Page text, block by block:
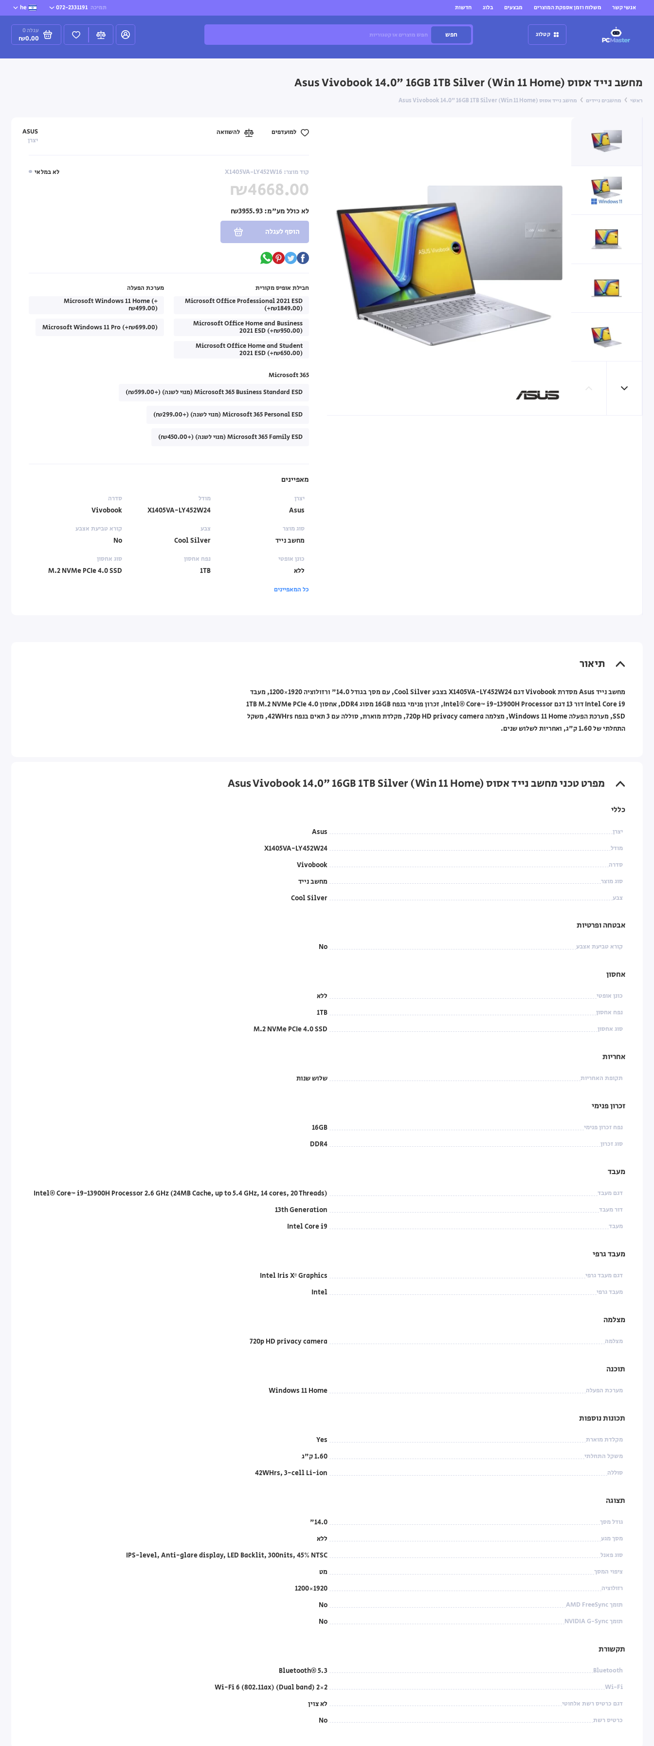
אנשי קשר משלוח וזמן אספקת המוצרים מבצעים בלוג חדשות תמיכה 072-2331191
he
קטלוג חפש עגלה 0
₪0.00
מחשב נייד אסוס Asus Vivobook 14.0" 16GB 1TB Silver (Win 11 Home)
ראשי מחשבים ניידים מחשב נייד אסוס Asus Vivobook 14.0" 16GB 1TB Silver (Win 11 Home)
לא במלאי קוד מוצר: X1405VA-LY452W16
ASUS
יצרן
₪4668.00
לא כולל מע"מ:
הוסף לעגלה
למועדפים להשוואה
חבילת אופיס מקורית
Microsoft Office Professional 2021 ESD
(+₪1849.00)
Microsoft Office Home and Business
2021 ESD (+₪950.00)
Microsoft Office Home and Student
2021 ESD (+₪650.00)
מערכת הפעלה
Microsoft Windows 11 Home (+
₪499.00)
Microsoft Windows 11 Pro (+₪699.00)
Microsoft 365
Microsoft 365 Business Standard ESD (מנוי לשנה) (+₪599.00)
Microsoft 365 Personal ESD (מנוי לשנה) (+₪299.00)
Microsoft 365 Family ESD (מנוי לשנה) (+₪450.00)
מאפיינים
יצרן
Asus
מודל
X1405VA-LY452W24
סדרה
Vivobook
סוג מוצר
מחשב נייד
צבע
Cool Silver
קורא טביעת אצבע
No
כונן אופטי
ללא
נפח אחסון
1TB
סוג אחסון
M.2 NVMe PCIe 4.0 SSD
כל המאפיינים
תיאור
מחשב נייד Asus מסדרת Vivobook דגם X1405VA-LY452W24 בצבע Cool Silver, עם מסך בגודל 14.0" ורזולוציה 1920×1200, מעבד
Intel Core i9 דור 13 דגם Intel® Core™ i9-13900H Processor, זכרון פנימי בנפח 16GB מסוג DDR4, אחסון 1TB M.2 NVMe PCIe 4.0
SSD, מערכת הפעלה Windows 11 Home, מצלמה 720p HD privacy camera, מקלדת מוארת, סוללה עם 3 תאים בנפח 42WHrs, משקל
התחלתי של 1.60 ק"ג, ואחריות לשלוש שנים.
מפרט טכני מחשב נייד אסוס Asus Vivobook 14.0" 16GB 1TB Silver (Win 11 Home)
כללי
יצרן Asus
מודל X1405VA-LY452W24
סדרה Vivobook
סוג מוצר מחשב נייד
צבע Cool Silver
אבטחה ופרטיות
קורא טביעת אצבע No
אחסון
כונן אופטי ללא
נפח אחסון 1TB
סוג אחסון M.2 NVMe PCIe 4.0 SSD
אחריות
תקופת האחריות שלוש שנות
זכרון פנימי
נפח זכרון פנימי 16GB
סוג זכרון DDR4
מעבד
דגם מעבד Intel® Core™ i9-13900H Processor 2.6 GHz (24MB Cache, up to 5.4 GHz, 14 cores, 20 Threads)
דור מעבד 13th Generation
מעבד Intel Core i9
מעבד גרפי
דגם מעבד גרפי Intel Iris Xᵉ Graphics
מעבד גרפי Intel
מצלמה
מצלמה 720p HD privacy camera
תוכנה
מערכת הפעלה Windows 11 Home
תכונות נוספות
מקלדת מוארת Yes
משקל התחלתי 1.60 ק"ג
סוללה 42WHrs, 3-cell Li-ion
תצוגה
גודל מסך 14.0"
מסך מגע ללא
סוג פאנל IPS-level, Anti-glare display, LED Backlit, 300nits, 45% NTSC
ציפוי המסך מט
רזולוציה 1920×1200
תומך AMD FreeSync No
תומך NVIDIA G-Sync‏ No
תקשורת
Bluetooth
Bluetooth® 5.3
Wi-Fi
Wi-Fi 6 (802.11ax) (Dual band) 2×2
דגם כרטיס רשת אלחוטי לא צוין
כרטיס רשת No